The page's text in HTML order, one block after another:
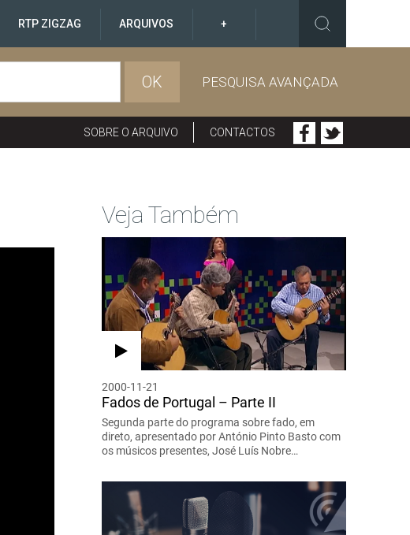
RTP ZIGZAG ARQUIVOS +
OK PESQUISA AVANÇADA
SOBRE O ARQUIVO CONTACTOS
Veja Também
2000-11-21
Fados de Portugal – Parte II
Segunda parte do programa sobre fado, em
direto, apresentado por António Pinto Basto com
os músicos presentes, José Luís Nobre…